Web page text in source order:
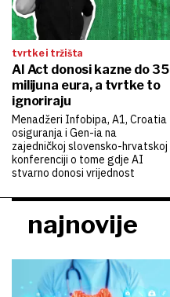
tvrtke i tržišta
AI Act donosi kazne do 35
milijuna eura, a tvrtke to
ignoriraju
Menadžeri Infobipa, A1, Croatia
osiguranja i Gen-ia na
zajedničkoj slovensko-hrvatskoj
konferenciji o tome gdje AI
stvarno donosi vrijednost
najnovije